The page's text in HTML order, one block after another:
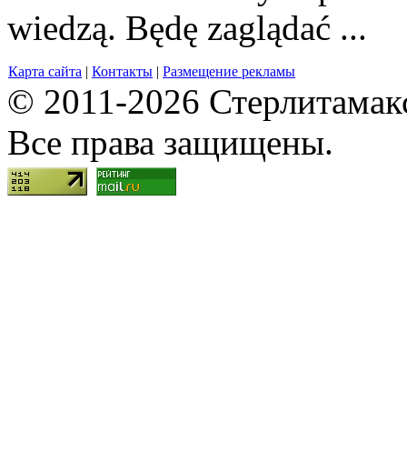
wiedzą. Będę zaglądać ...
Карта сайта | Контакты | Размещение рекламы
© 2011-2026
Все права защищены.